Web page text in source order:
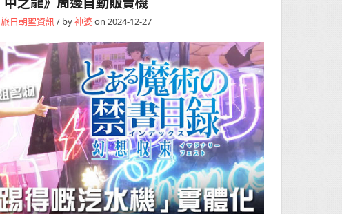
旅日朝聖資訊/ by神婆on 2024-12-27